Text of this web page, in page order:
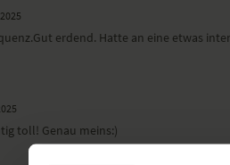
erdend. Hatte an eine etwas
toll! Genau meins:)